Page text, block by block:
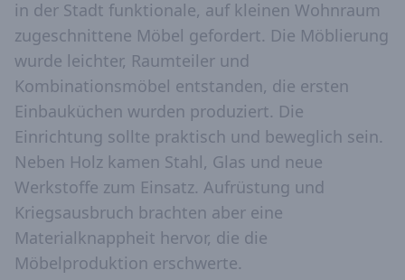
in der Stadt funktionale, auf kleinen Wohnraum
zugeschnittene Möbel gefordert. Die Möblierung
wurde leichter, Raumteiler und
Kombinationsmöbel entstanden, die ersten
Einbauküchen wurden produziert. Die
Einrichtung sollte praktisch und beweglich sein.
Neben Holz kamen Stahl, Glas und neue
Werkstoffe zum Einsatz. Aufrüstung und
Kriegsausbruch brachten aber eine
Materialknappheit hervor, die die
Möbelproduktion erschwerte.